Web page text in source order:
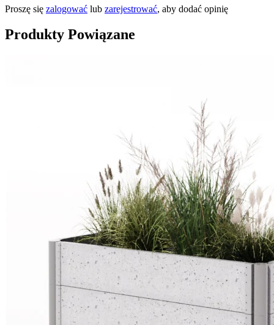
Proszę się zalogować lub zarejestrować, aby dodać opinię
Produkty Powiązane